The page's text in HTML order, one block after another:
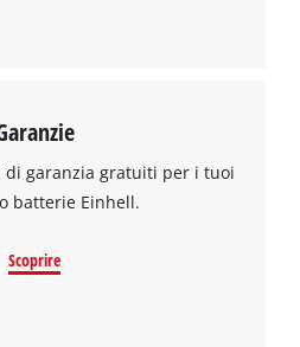
di garanzia gratuiti per i tuoi
batterie Einhell.
Scoprire